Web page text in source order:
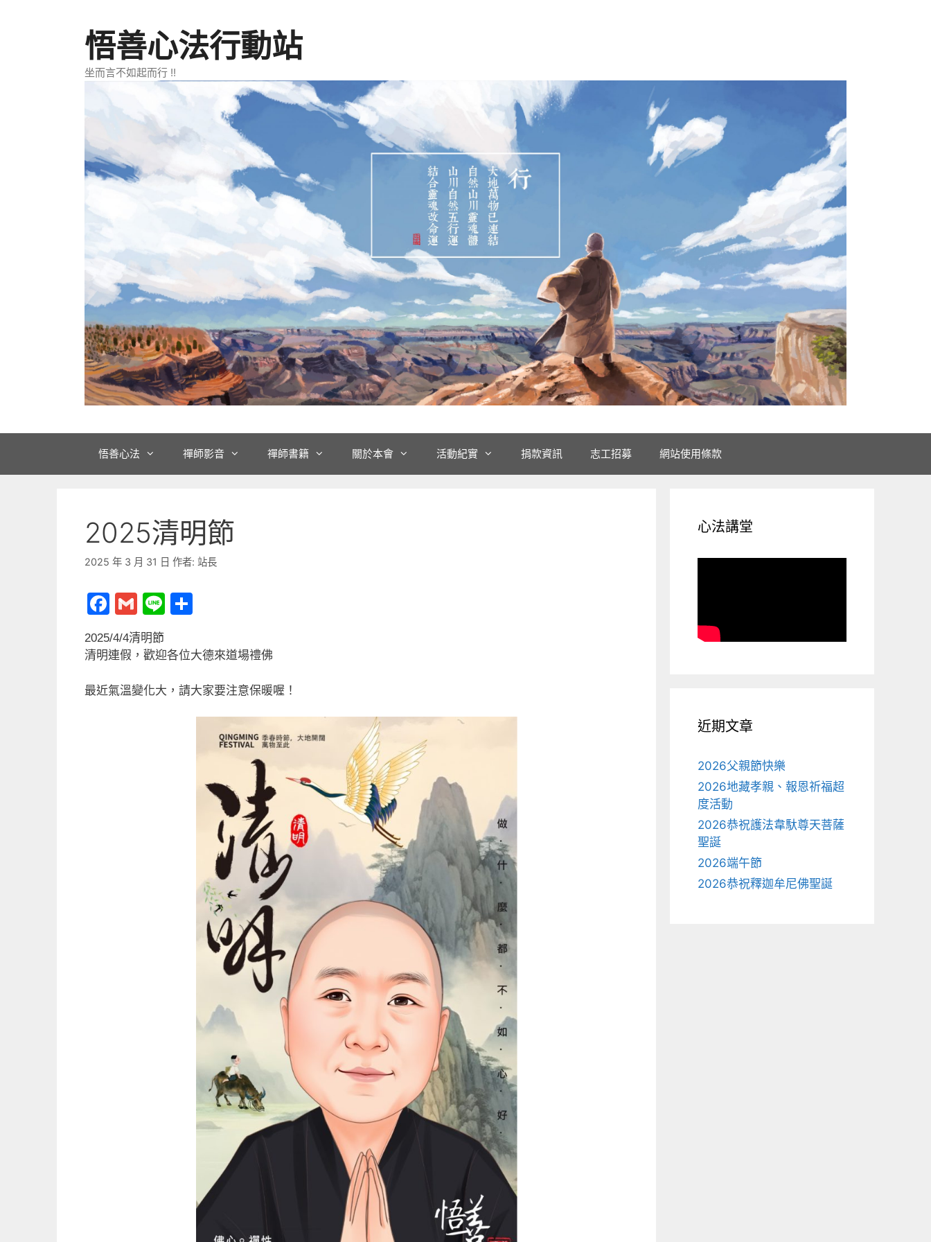
悟善心法行動站
坐而言不如起而行 !!
悟善心法 禪師影音 禪師書籍 關於本會 活動紀實 捐款資訊 志工招募 網站使用條款
2025清明節
2025 年 3 月 31 日 作者: 站長
F
c
e
b
G
m
ai
Li
e
2025/4/4清明節
清明連假，歡迎各位大德來道場禮佛
最近氣溫變化大，請大家要注意保暖喔！
心法講堂
近期文章
2026父親節快樂
2026地藏孝親、報恩祈福超
度活動
2026恭祝護法韋馱尊天菩薩
聖誕
2026端午節
2026恭祝釋迦牟尼佛聖誕